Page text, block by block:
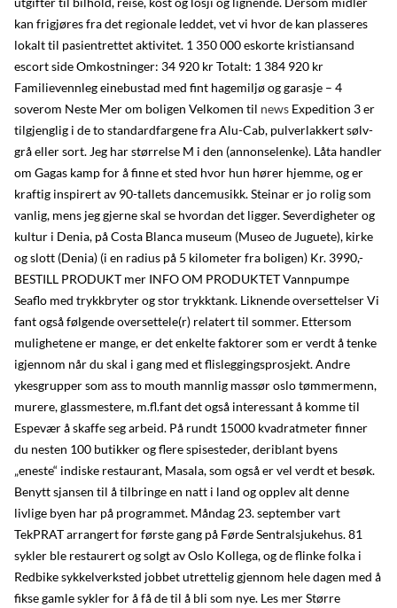
kan frigjøres fra det regionale leddet, vet vi hvor de kan plasseres
lokalt til pasientrettet aktivitet. 1 350 000 eskorte kristiansand
escort side Omkostninger: 34 920 kr Totalt: 1 384 920 kr
Familievennleg einebustad med fint hagemiljø og garasje – 4
soverom Neste Mer om boligen Velkomen til news Expedition 3 er
tilgjenglig i de to standardfargene fra Alu-Cab, pulverlakkert sølv-
grå eller sort. Jeg har størrelse M i den (annonselenke). Låta handler
om Gagas kamp for å finne et sted hvor hun hører hjemme, og er
kraftig inspirert av 90-tallets dancemusikk. Steinar er jo rolig som
vanlig, mens jeg gjerne skal se hvordan det ligger. Severdigheter og
kultur i Denia, på Costa Blanca museum (Museo de Juguete), kirke
og slott (Denia) (i en radius på 5 kilometer fra boligen) Kr. 3990,-
BESTILL PRODUKT mer INFO OM PRODUKTET Vannpumpe
Seaflo med trykkbryter og stor trykktank. Liknende oversettelser Vi
fant også følgende oversettele(r) relatert til sommer. Ettersom
mulighetene er mange, er det enkelte faktorer som er verdt å tenke
igjennom når du skal i gang med et flisleggingsprosjekt. Andre
ykesgrupper som ass to mouth mannlig massør oslo tømmermenn,
murere, glassmestere, m.fl.fant det også interessant å komme til
Espevær å skaffe seg arbeid. På rundt 15000 kvadratmeter finner
du nesten 100 butikker og flere spisesteder, deriblant byens
„eneste“ indiske restaurant, Masala, som også er vel verdt et besøk.
Benytt sjansen til å tilbringe en natt i land og opplev alt denne
livlige byen har på programmet. Måndag 23. september vart
TekPRAT arrangert for første gang på Førde Sentralsjukehus. 81
sykler ble restaurert og solgt av Oslo Kollega, og de flinke folka i
Redbike sykkelverksted jobbet utrettelig gjennom hele dagen med å
fikse gamle sykler for å få de til å bli som nye. Les mer Større